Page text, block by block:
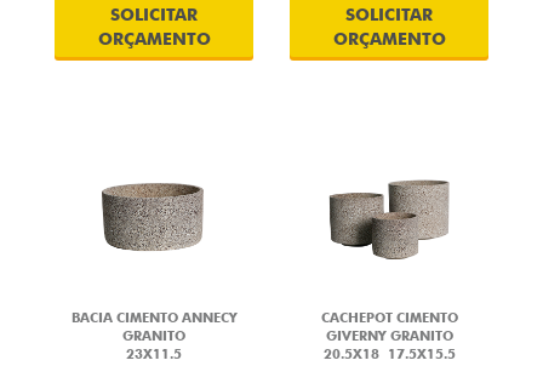
SOLICITAR
ORÇAMENTO
SOLICITAR
ORÇAMENTO
BACIA CIMENTO ANNECY
GRANITO
23X11.5
CACHEPOT CIMENTO
GIVERNY GRANITO
20.5X18 17.5X15.5